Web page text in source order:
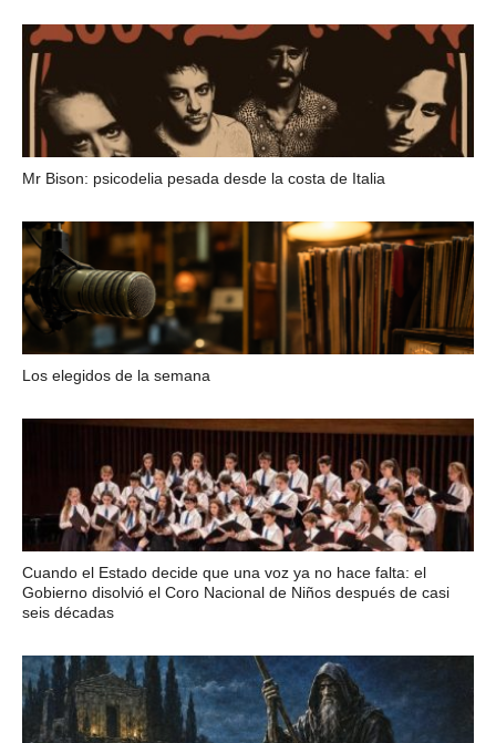
Mr Bison: psicodelia pesada desde la costa de Italia
Los elegidos de la semana
Cuando el Estado decide que una voz ya no hace falta: el
Gobierno disolvió el Coro Nacional de Niños después de casi
seis décadas